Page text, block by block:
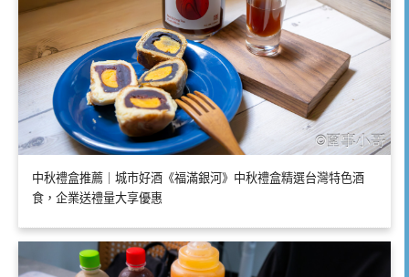
中秋禮盒推薦｜城市好酒《福滿銀河》中秋禮盒精選台灣特色酒
食，企業送禮量大享優惠